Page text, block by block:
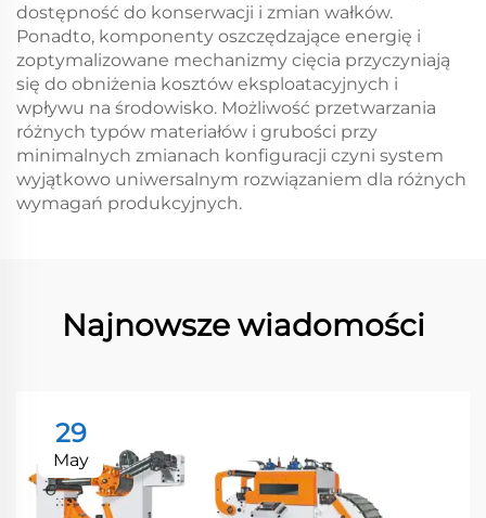
dostępność do konserwacji i zmian wałków.
Ponadto, komponenty oszczędzające energię i
zoptymalizowane mechanizmy cięcia przyczyniają
się do obniżenia kosztów eksploatacyjnych i
wpływu na środowisko. Możliwość przetwarzania
różnych typów materiałów i grubości przy
minimalnych zmianach konfiguracji czyni system
wyjątkowo uniwersalnym rozwiązaniem dla różnych
wymagań produkcyjnych.
Najnowsze wiadomości
29
May